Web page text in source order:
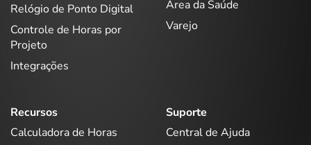
Relógio de Ponto Digital
Controle de Horas por
Projeto
Integrações
Área da Saúde
Varejo
Recursos
Calculadora de Horas
Suporte
Central de Ajuda